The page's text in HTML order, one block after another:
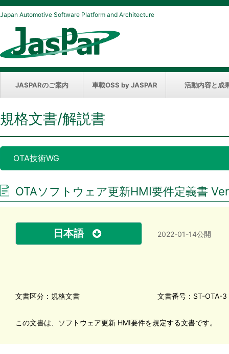
Japan Automotive Software Platform and Architecture
JASPARのご案内 車載OSS by JASPAR 活動内容と成
規格文書/解説書
OTA技術WG
OTAソフトウェア更新HMI要件定義書
日本語 2022-01-14公開
文書区分：規格文書 文書番号：ST-OTA-3
この文書は、ソフトウェア更新 HMI要件を規定する文書です。